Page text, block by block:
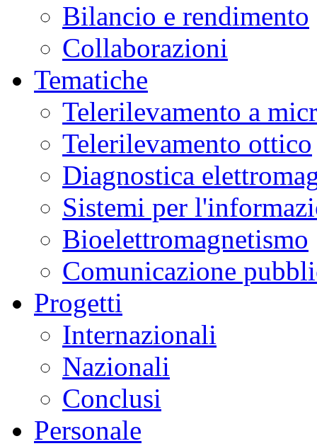
Bilancio e rendimento
Collaborazioni
Tematiche
Telerilevamento a
Telerilevamento ottico
Diagnostica
Sistemi per
Bioelettromagnetismo
Comunicazione
Progetti
Internazionali
Nazionali
Conclusi
Personale